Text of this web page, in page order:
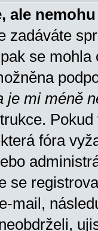
ale
zadáváte
se
je mi méně
fóra
se
mail,